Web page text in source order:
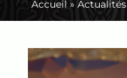
Accueil» Actualités